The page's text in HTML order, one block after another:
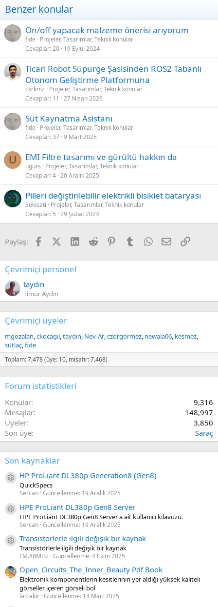
Benzer konular
On/off yapacak malzeme önerisi arıyorum
fide
Projeler, Tasarımlar, Teknik konular
Cevaplar 20 19 Eylül 2024
Ticari Robot Süpürge Şasisinden ROS2 Tabanlı
Otonom Geliştirme Platformuna
ckrkmz
Projeler, Tasarımlar, Teknik konular
Cevaplar 11 27 Nisan 2026
Süt Kaynatma Asistanı
fide
Projeler, Tasarımlar, Teknik konular
Cevaplar 37 9 Mart 2025
U EMI Filtre tasarımı ve gürültü hakkın da
ugurs
Projeler, Tasarımlar, Teknik konular
Cevaplar 4 20 Aralık 2025
Pilleri değiştirilebilir elektrikli bisiklet bataryası
Sokisati
Projeler, Tasarımlar, Teknik konular
Cevaplar 5 29 Şubat 2024
Paylaş: FacebookX (Twitter)
LinkedIn
Reddit PinterestTumblrWhatsApp
E-postaLink
Çevrimiçi personel
taydin
Timur Aydın
Çevrimiçi üyeler
mgozalan ckocagil taydin Nev-Ar czorgormez newala06 kesmez
sütlaç fide
Toplam: 7,478 (üye: 10, misafir: 7,468)
Forum istatistikleri
Konular
9,316
Mesajlar
148,997
Üyeler
3,850
Son üye
Saraç
Son kaynaklar
Kaynak ikon/amblem
HP ProLiant DL380p Generation8 (Gen8)
QuickSpecs
Sercan Güncellenme: 19 Aralık 2025
Kaynak ikon/amblem
HPE ProLiant DL380p Gen8 Server
HPE ProLiant DL380p Gen8 Server'a ait kullanıcı kılavuzu.
Sercan Güncellenme: 19 Aralık 2025
Kaynak ikon/amblem
Transistörlerle ilgili değişik bir kaynak
Transistörlerle ilgili değişik bir kaynak
FM.88MHz Güncellenme:4 Ekim 2025
Open_Circuits_The_Inner_Beauty Pdf Book
Elektronik komponentlerin kesitlerinin yer aldığı yüksek kaliteli
görseller içeren görseli bol
latcakir Güncellenme: 14 Mart 2025